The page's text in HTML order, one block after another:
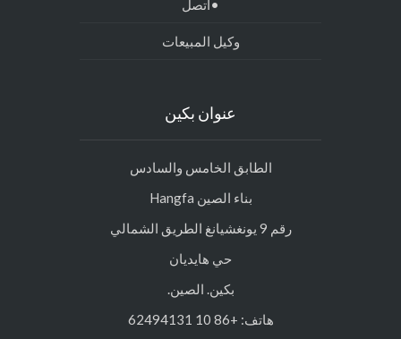
وكيل المبيعات
عنوان بكين
الطابق الخامس والسادس
بناء الصين Hangfa
حي هايديان
بكين. الصين.